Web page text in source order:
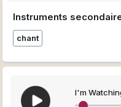
Instruments
chant
I'm